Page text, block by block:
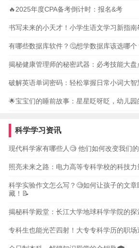
🔥2025年度CPA备考倒计时：报名&考
书写未来的小天才！小学生语文学习新指南
有哪些数据库软件？🤔想学数据库该选哪个
揭秘健康管理师的秘密武器：必考技能大盘
破解英语单词密码：轻松掌握日常小词大智
🌟宝宝们的睡前故事：星星眨呀眨，幼儿园
科学学习资讯
现代科学家有哪些人🧐 他们如何改变我们
照亮未来之路：电力高等专科学校的科技
科学实验作文怎么写？🧐如何让孩子的文
藏！📝
揭秘科学殿堂：长江大学地球科学学院的探
专科生也能光芒四射！大专专科学历的职